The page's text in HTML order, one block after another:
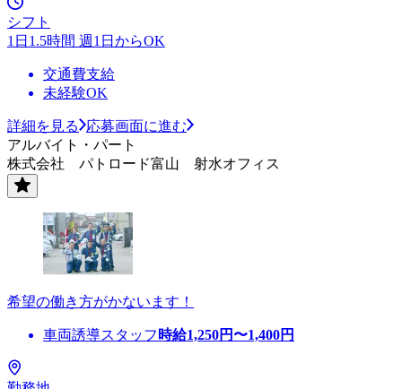
シフト
1日1.5時間 週1日からOK
交通費支給
未経験OK
詳細を見る
応募画面に進む
アルバイト・パート
株式会社 パトロード富山 射水オフィス
希望の働き方がかないます！
車両誘導スタッフ 時給1,250円〜1,400円